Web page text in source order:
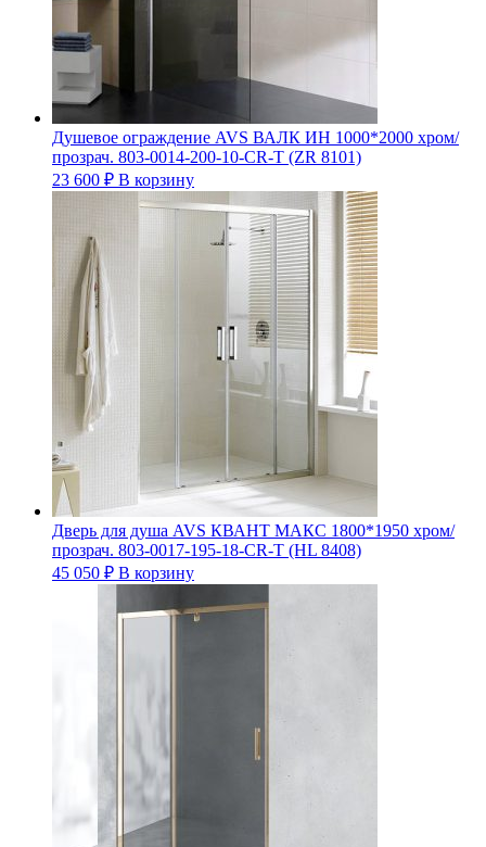
Душевое ограждение AVS ВАЛК ИН 1000*2000 хром/
прозрач. 803-0014-200-10-CR-T (ZR 8101)
23 600 ₽ В корзину
Дверь для душа AVS КВАНТ МАКС 1800*1950 хром/
прозрач. 803-0017-195-18-CR-T (HL 8408)
45 050 ₽ В корзину